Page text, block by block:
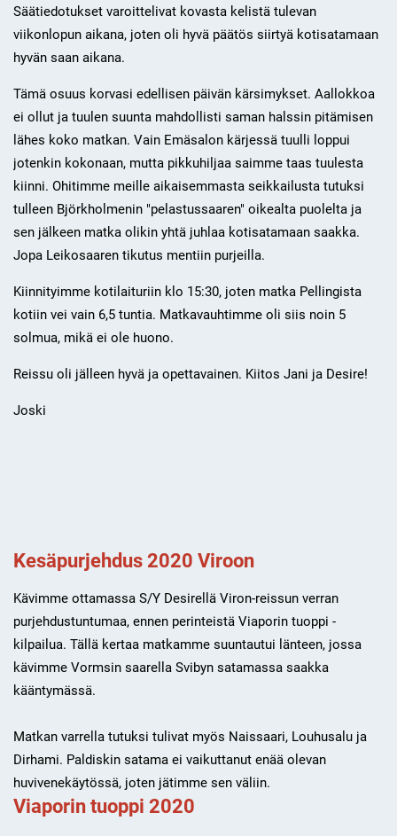
Säätiedotukset varoittelivat kovasta kelistä tulevan
viikonlopun aikana, joten oli hyvä päätös siirtyä kotisatamaan
hyvän saan aikana.
Tämä osuus korvasi edellisen päivän kärsimykset. Aallokkoa
ei ollut ja tuulen suunta mahdollisti saman halssin pitämisen
lähes koko matkan. Vain Emäsalon kärjessä tuulli loppui
jotenkin kokonaan, mutta pikkuhiljaa saimme taas tuulesta
kiinni. Ohitimme meille aikaisemmasta seikkailusta tutuksi
tulleen Björkholmenin "pelastussaaren" oikealta puolelta ja
sen jälkeen matka olikin yhtä juhlaa kotisatamaan saakka.
Jopa Leikosaaren tikutus mentiin purjeilla.
Kiinnityimme kotilaituriin klo 15:30, joten matka Pellingista
kotiin vei vain 6,5 tuntia. Matkavauhtimme oli siis noin 5
solmua, mikä ei ole huono.
Reissu oli jälleen hyvä ja opettavainen. Kiitos Jani ja Desire!
Joski
Kesäpurjehdus 2020 Viroon
Kävimme ottamassa S/Y Desirellä Viron-reissun verran
purjehdustuntumaa, ennen perinteistä Viaporin tuoppi -
kilpailua. Tällä kertaa matkamme suuntautui länteen, jossa
kävimme Vormsin saarella Svibyn satamassa saakka
kääntymässä.
Matkan varrella tutuksi tulivat myös Naissaari, Louhusalu ja
Dirhami. Paldiskin satama ei vaikuttanut enää olevan
huvivenekäytössä, joten jätimme sen väliin.
Viaporin tuoppi 2020